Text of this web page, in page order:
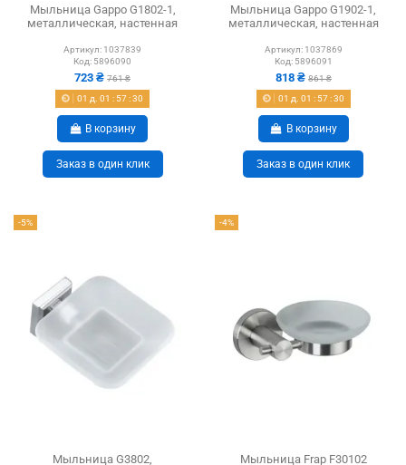
Мыльница Gappo G1802-1,
металлическая, настенная
Артикул: 1037839
Код: 5896090
723 ₴761 ₴
01 д. 01 : 57:29
В корзину
Заказ в один клик
Мыльница Gappo G1902-1,
металлическая, настенная
Артикул: 1037869
Код: 5896091
818 ₴ 861 ₴
01 д. 01 : 57:29
В корзину
Заказ в один клик
-5%
Мыльница G3802,
-4%
Мыльница Frap F30102